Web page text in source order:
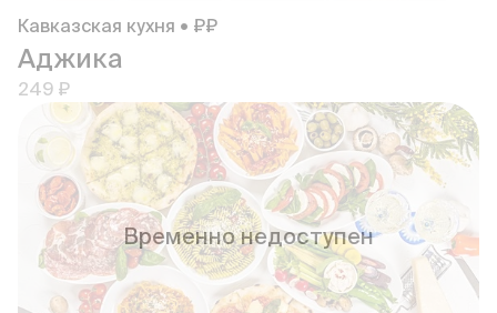
Кавказская кухня • ₽₽
Аджика
249 ₽
Временно недоступен